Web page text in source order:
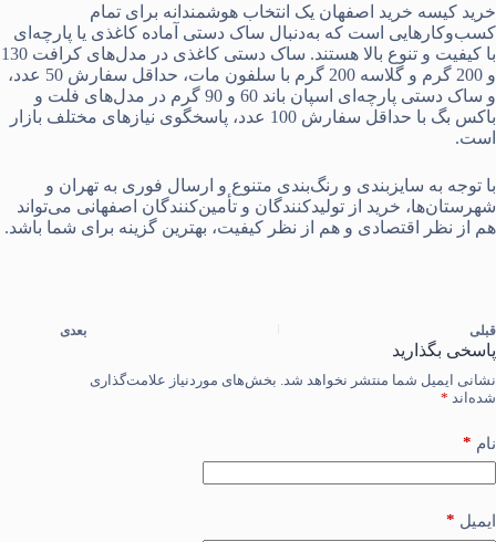
خرید کیسه خرید اصفهان یک انتخاب هوشمندانه برای تمام
کسب‌وکارهایی است که به‌دنبال ساک دستی آماده کاغذی یا پارچه‌ای
با کیفیت و تنوع بالا هستند. ساک دستی کاغذی در مدل‌های کرافت 130
و 200 گرم و گلاسه 200 گرم با سلفون مات، حداقل سفارش 50 عدد،
و ساک دستی پارچه‌ای اسپان باند 60 و 90 گرم در مدل‌های فلت و
باکس بگ با حداقل سفارش 100 عدد، پاسخگوی نیازهای مختلف بازار
است.
با توجه به سایزبندی و رنگ‌بندی متنوع و ارسال فوری به تهران و
شهرستان‌ها، خرید از تولیدکنندگان و تأمین‌کنندگان اصفهانی می‌تواند
هم از نظر اقتصادی و هم از نظر کیفیت، بهترین گزینه برای شما باشد.
قبلی بعدی
پاسخی بگذارید
نشانی ایمیل شما منتشر نخواهد شد. بخش‌های موردنیاز علامت‌گذاری
شده‌اند *
نام *
ایمیل *